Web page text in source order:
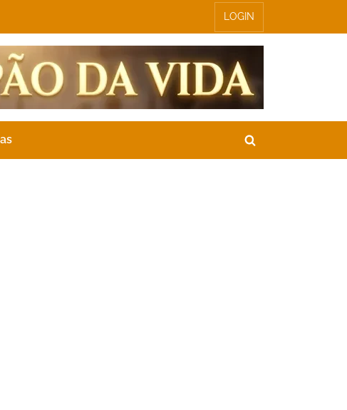
LOGIN
Toggle